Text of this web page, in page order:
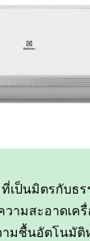
เป็นมิตรกับธ
วามสะอาดเค
มชื้นอัตโนมัติ